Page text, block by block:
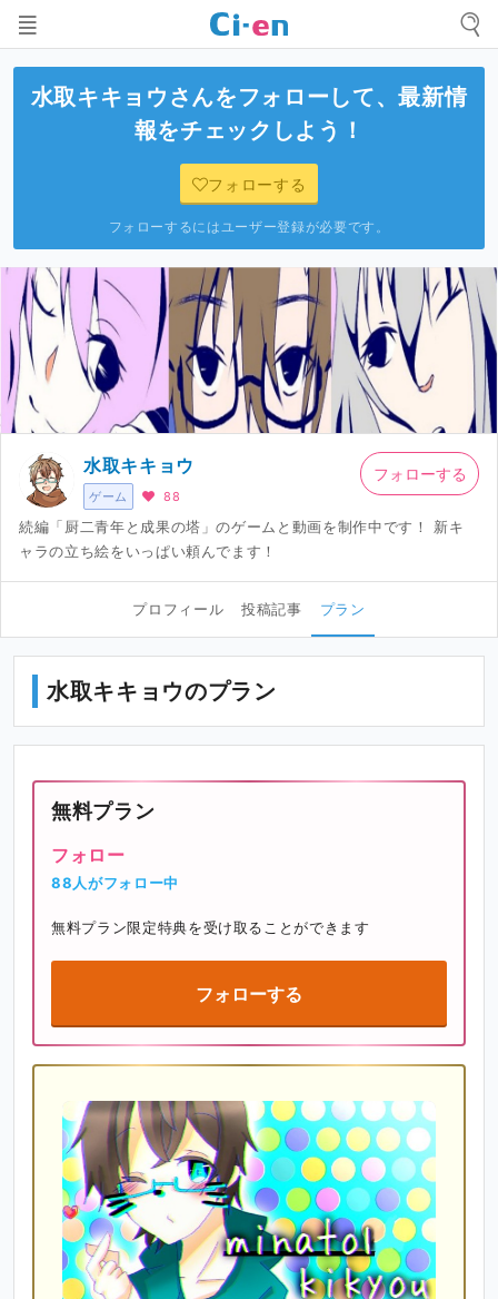
水取キキョウ さんをフォローして、最新情
報をチェックしよう！
フォローする
フォローするにはユーザー登録が必要です。
ゲーム
水取キキョウ
88
続編「厨二青年と成果の塔」のゲームと動画を制作中です！ 新キ
ャラの立ち絵をいっぱい頼んでます！
フォローする
プロフィール 投稿記事 プラン
水取キキョウのプラン
無料プラン
フォロー
88人がフォロー中
無料プラン限定特典を受け取ることができます
フォローする